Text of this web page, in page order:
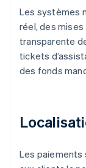
Les systèmes
réel, des
transparente
tickets
des fonds
Les